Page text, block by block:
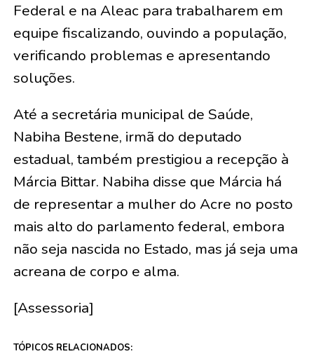
Federal e na Aleac para trabalharem em
equipe fiscalizando, ouvindo a população,
verificando problemas e apresentando
soluções.
Até a secretária municipal de Saúde,
Nabiha Bestene, irmã do deputado
estadual, também prestigiou a recepção à
Márcia Bittar. Nabiha disse que Márcia há
de representar a mulher do Acre no posto
mais alto do parlamento federal, embora
não seja nascida no Estado, mas já seja uma
acreana de corpo e alma.
[Assessoria]
TÓPICOS RELACIONADOS: